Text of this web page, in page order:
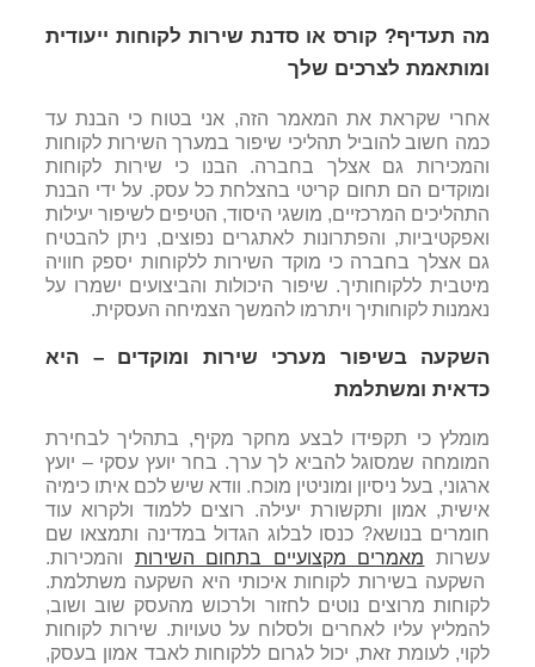
מה תעדיף? קורס או סדנת שירות לקוחות ייעודית
ומותאמת לצרכים שלך
אחרי שקראת את המאמר הזה, אני בטוח כי הבנת עד
כמה חשוב להוביל תהליכי שיפור במערך השירות לקוחות
והמכירות גם אצלך בחברה. הבנו כי שירות לקוחות
ומוקדים הם תחום קריטי בהצלחת כל עסק. על ידי הבנת
התהליכים המרכזיים, מושגי היסוד, הטיפים לשיפור יעילות
ואפקטיביות, והפתרונות לאתגרים נפוצים, ניתן להבטיח
גם אצלך בחברה כי מוקד השירות ללקוחות יספק חוויה
מיטבית ללקוחותיך. שיפור היכולות והביצועים ישמרו על
נאמנות לקוחותיך ויתרמו להמשך הצמיחה העסקית.
השקעה בשיפור מערכי שירות ומוקדים – היא
כדאית ומשתלמת
מומלץ כי תקפידו לבצע מחקר מקיף, בתהליך לבחירת
המומחה שמסוגל להביא לך ערך. בחר יועץ עסקי – יועץ
ארגוני, בעל ניסיון ומוניטין מוכח. וודא שיש לכם איתו כימיה
אישית, אמון ותקשורת יעילה. רוצים ללמוד ולקרוא עוד
חומרים בנושא? כנסו לבלוג הגדול במדינה ותמצאו שם
עשרות מאמרים מקצועיים בתחום השירות והמכירות.
השקעה בשירות לקוחות איכותי היא השקעה משתלמת.
לקוחות מרוצים נוטים לחזור ולרכוש מהעסק שוב ושוב,
להמליץ עליו לאחרים ולסלוח על טעויות. שירות לקוחות
לקוי, לעומת זאת, יכול לגרום ללקוחות לאבד אמון בעסק,